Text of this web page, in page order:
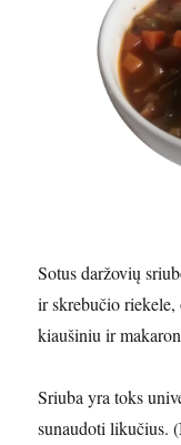
Sotus daržovių
ir skrebučio riekele,
kiaušiniu ir
Sriuba yra toks
sunaudoti likučius.